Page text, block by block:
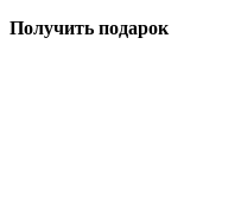
Получить подарок